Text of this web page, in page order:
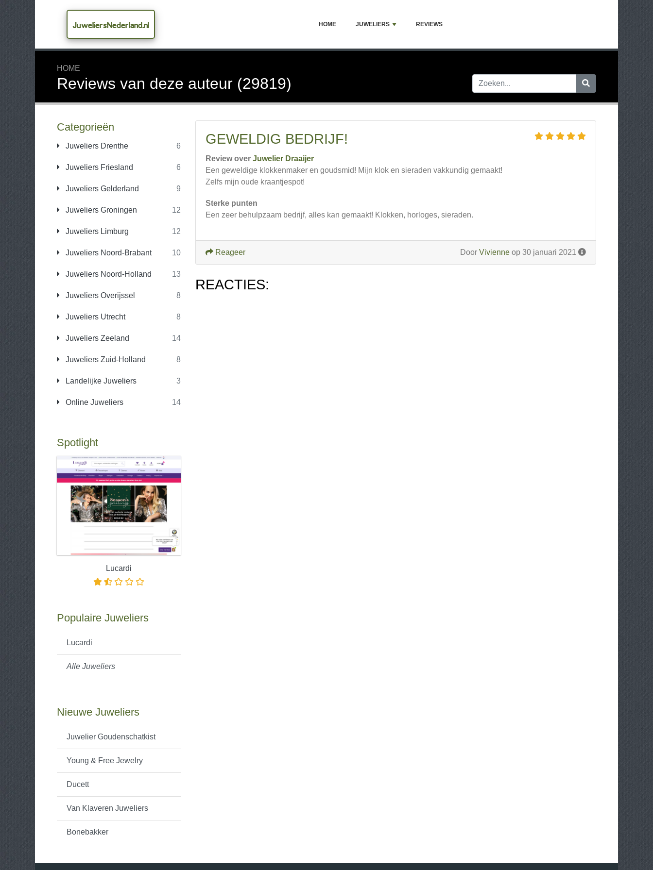
JuweliersNederland.nl HOME JUWELIERS REVIEWS
HOME
Reviews van deze auteur (29819)
Categorieën
Juweliers Drenthe 6
Juweliers Friesland 6
Juweliers Gelderland 9
Juweliers Groningen 12
Juweliers Limburg 12
Juweliers Noord-Brabant 10
Juweliers Noord-Holland 13
Juweliers Overijssel 8
Juweliers Utrecht 8
Juweliers Zeeland 14
Juweliers Zuid-Holland 8
Landelijke Juweliers 3
Online Juweliers 14
Spotlight
Lucardi
Populaire Juweliers
Lucardi
Alle Juweliers
Nieuwe Juweliers
Juwelier Goudenschatkist
Young & Free Jewelry
Ducett
Van Klaveren Juweliers
Bonebakker
GEWELDIG BEDRIJF!
Review over Juwelier Draaijer
Een geweldige klokkenmaker en goudsmid! Mijn klok en sieraden vakkundig gemaakt!
Zelfs mijn oude kraantjespot!
Sterke punten
Een zeer behulpzaam bedrijf, alles kan gemaakt! Klokken, horloges, sieraden.
Door Vivienne op 30 januari 2021
Reageer
REACTIES: